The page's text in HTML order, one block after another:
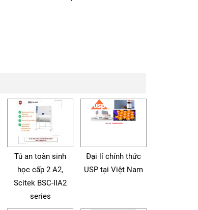
Tủ an toàn sinh
học cấp 2 A2,
Scitek BSC-IIA2
series
Đại lí chính thức
USP tại Việt Nam